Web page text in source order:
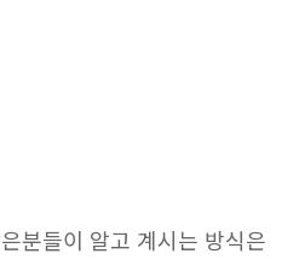
분들이 알고 계시는 방식은